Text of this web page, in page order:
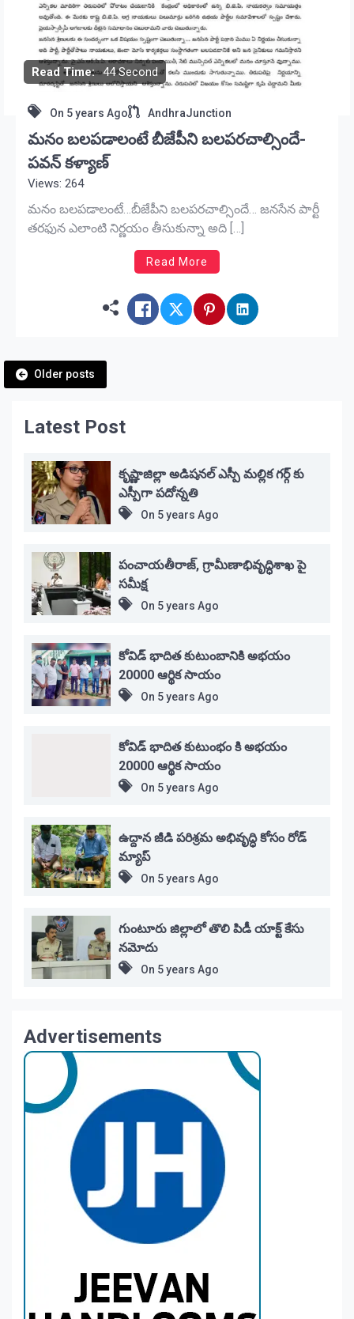
Read Time: 44 Second
On 5 years Ago AndhraJunction
మనం బలపడాలంటే బీజేపీని బలపరచాల్సిందే-
పవన్ కళ్యాణ్
Views: 264
మనం బలపడాలంటే…బీజేపీని బలపరచాల్సిందే… జనసేన పార్టీ
తరఫున ఎలాంటి నిర్ణయం తీసుకున్నా అది […]
Read More
Posts
navigation
Older posts
Latest Post
కృష్ణాజిల్లా అడిషనల్ ఎస్పీ మల్లిక గర్గ్ కు
ఎస్పీగా పదోన్నతి
On 5 years Ago
పంచాయతీరాజ్, గ్రామీణాభివృద్ధిశాఖ పై
సమీక్ష
On 5 years Ago
కోవిడ్ భాదిత కుటుంబానికి అభయం
20000 ఆర్థిక సాయం
On 5 years Ago
కోవిడ్ భాదిత కుటుంభం కి అభయం
20000 ఆర్థిక సాయం
On 5 years Ago
ఉద్దాన జీడి పరిశ్రమ అభివృద్ధి కోసం రోడ్
మ్యాప్
On 5 years Ago
గుంటూరు జిల్లాలో తొలి పిడీ యాక్ట్ కేసు
నమోదు
On 5 years Ago
Advertisements